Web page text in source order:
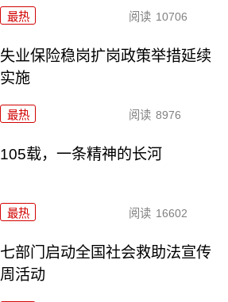
最热 阅读 10706
失业保险稳岗扩岗政策举措延续
实施
最热 阅读 8976
105载，一条精神的长河
最热 阅读 16602
七部门启动全国社会救助法宣传
周活动